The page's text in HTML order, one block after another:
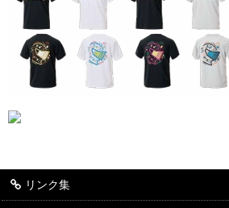
リンク集